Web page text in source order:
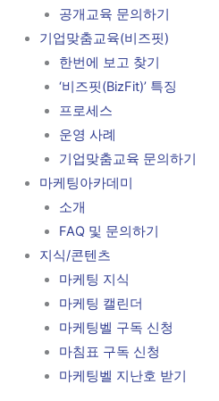
공개교육 문의하기
기업맞춤교육(비즈핏)
한번에 보고 찾기
‘비즈핏(BizFit)’ 특징
프로세스
운영 사례
기업맞춤교육 문의하기
마케팅아카데미
소개
FAQ 및 문의하기
지식/콘텐츠
마케팅 지식
마케팅 캘린더
마케팅벨 구독 신청
마침표 구독 신청
마케팅벨 지난호 받기